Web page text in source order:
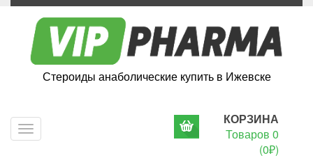
Стероиды анаболические купить в Ижевске
КОРЗИНА
Товаров 0
(0₽)